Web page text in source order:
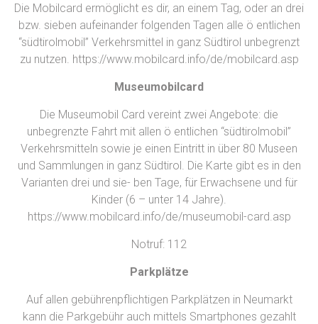
Die Mobilcard ermöglicht es dir, an einem Tag, oder an drei
bzw. sieben aufeinander folgenden Tagen alle ö entlichen
“südtirolmobil” Verkehrsmittel in ganz Südtirol unbegrenzt
zu nutzen. https://www.mobilcard.info/de/mobilcard.asp
Museumobilcard
Die Museumobil Card vereint zwei Angebote: die
unbegrenzte Fahrt mit allen ö entlichen “südtirolmobil”
Verkehrsmitteln sowie je einen Eintritt in über 80 Museen
und Sammlungen in ganz Südtirol. Die Karte gibt es in den
Varianten drei und sie- ben Tage, für Erwachsene und für
Kinder (6 – unter 14 Jahre).
https://www.mobilcard.info/de/museumobil-card.asp
Notruf: 112
Parkplätze
Auf allen gebührenpflichtigen Parkplätzen in Neumarkt
kann die Parkgebühr auch mittels Smartphones gezahlt